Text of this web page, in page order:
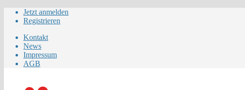
Jetzt anmelden
Registrieren
Kontakt
News
Impressum
AGB